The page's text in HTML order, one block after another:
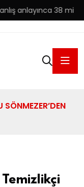
38 milyonu çöpe
SÖNMEZER’DEN